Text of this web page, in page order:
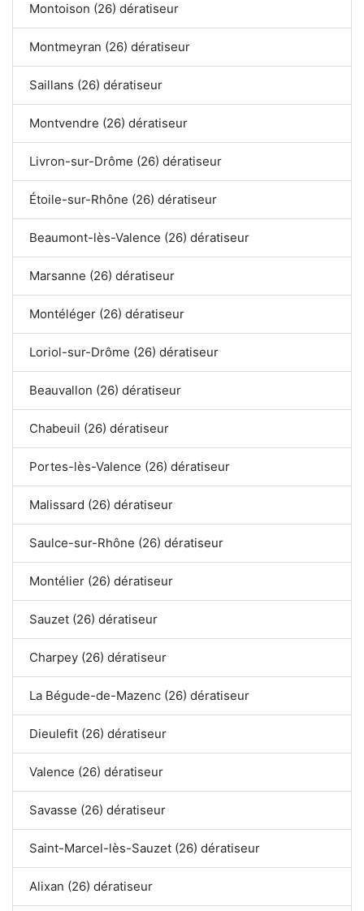
Montoison (26) dératiseur
Montmeyran (26) dératiseur
Saillans (26) dératiseur
Montvendre (26) dératiseur
Livron-sur-Drôme (26) dératiseur
Étoile-sur-Rhône (26) dératiseur
Beaumont-lès-Valence (26) dératiseur
Marsanne (26) dératiseur
Montéléger (26) dératiseur
Loriol-sur-Drôme (26) dératiseur
Beauvallon (26) dératiseur
Chabeuil (26) dératiseur
Portes-lès-Valence (26) dératiseur
Malissard (26) dératiseur
Saulce-sur-Rhône (26) dératiseur
Montélier (26) dératiseur
Sauzet (26) dératiseur
Charpey (26) dératiseur
La Bégude-de-Mazenc (26) dératiseur
Dieulefit (26) dératiseur
Valence (26) dératiseur
Savasse (26) dératiseur
Saint-Marcel-lès-Sauzet (26) dératiseur
Alixan (26) dératiseur